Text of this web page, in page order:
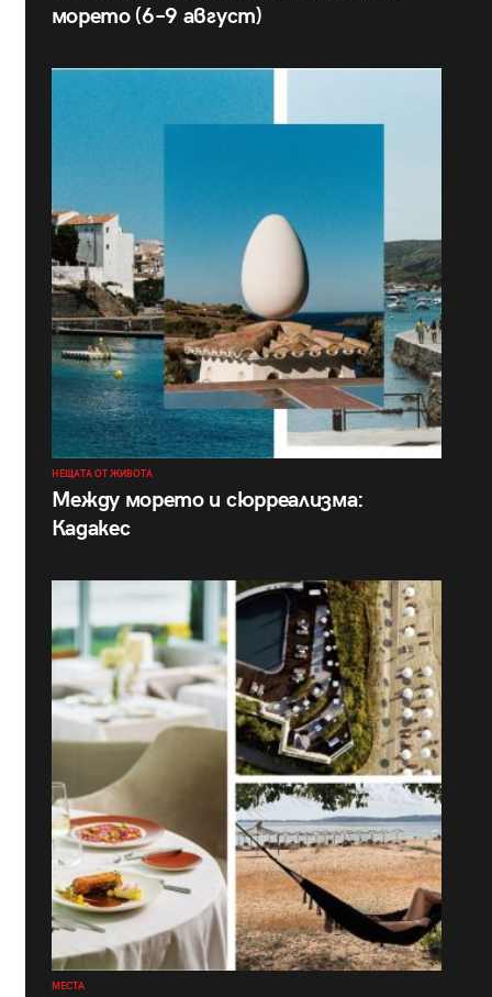
морето (6–9 август)
НЕЩАТА ОТ ЖИВОТА
Между морето и сюрреализма:
Кадакес
МЕСТА